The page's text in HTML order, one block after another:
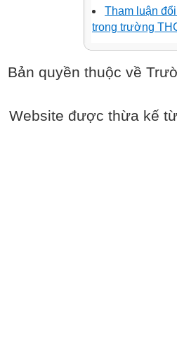
Tham luận
trong trường
Bản quyền thuộc về
Website được thừa kế